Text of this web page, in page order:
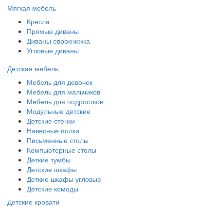
Мягкая мебель
Кресла
Прямые диваны
Диваны еврокнижка
Угловые диваны
Детская мебель
Мебель для девочек
Мебель для мальчиков
Мебель для подростков
Модульные детские
Детские стенки
Навесные полки
Письменные столы
Компьютерные столы
Деткие тумбы
Детские шкафы
Деткие шкафы угловые
Детские комоды
Детские кровати